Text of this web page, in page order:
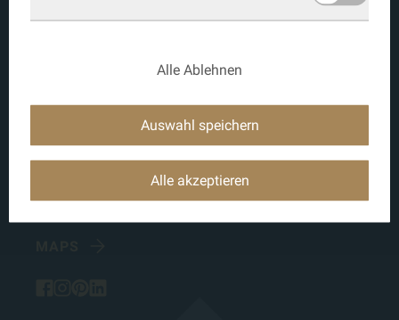
KOCH TÜREN GMBH
+43 5272 21 0 21
info@kochtueren.at
Erlach 165
6150 Steinach am Brenner
Österreich
Alle Ablehnen
Auswahl speichern
Alle akzeptieren